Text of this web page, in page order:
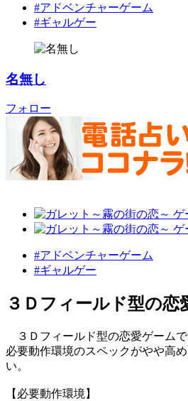
#アドベンチャーゲーム
#ギャルゲー
名無し
フォロー
#アドベンチャーゲーム
#ギャルゲー
３Ｄフィールド型の恋
３Ｄフィールド型の恋愛ゲームで
必要動作環境のスペックがやや高
い。
【必要動作環境】